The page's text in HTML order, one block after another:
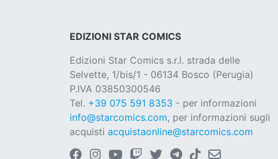
EDIZIONI STAR COMICS
Edizioni Star Comics s.r.l. strada delle
Selvette, 1/bis/1 - 06134 Bosco (Perugia)
P.IVA 03850300546
Tel. +39 075 591 8353 - per informazioni
info@starcomics.com, per informazioni sugli
acquisti acquistaonline@starcomics.com